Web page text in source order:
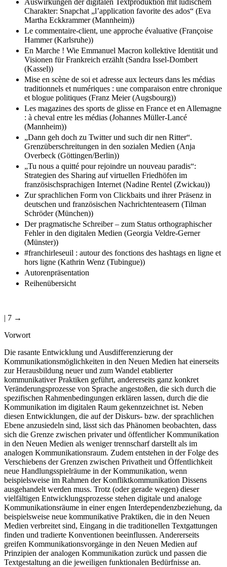
Auswirkungen der digitalen Textproduktion mit ludischem
Charakter: Snapchat „l’application favorite des ados“ (Eva
Martha Eckkrammer (Mannheim))
Le commentaire-client, une approche évaluative (Françoise
Hammer (Karlsruhe))
En Marche ! Wie Emmanuel Macron kollektive Identität und
Visionen für Frankreich erzählt (Sandra Issel-Dombert
(Kassel))
Mise en scène de soi et adresse aux lecteurs dans les médias
traditionnels et numériques : une comparaison entre chronique
et blogue politiques (Franz Meier (Augsbourg))
Les magazines des sports de glisse en France et en Allemagne
: à cheval entre les médias (Johannes Müller-Lancé
(Mannheim))
„Dann geh doch zu Twitter und such dir nen Ritter“.
Grenzüberschreitungen in den sozialen Medien (Anja
Overbeck (Göttingen/Berlin))
„Tu nous a quitté pour rejoindre un nouveau paradis“:
Strategien des Sharing auf virtuellen Friedhöfen im
französischsprachigen Internet (Nadine Rentel (Zwickau))
Zur sprachlichen Form von Clickbaits und ihrer Präsenz in
deutschen und französischen Nachrichtenteasern (Tilman
Schröder (München))
Der pragmatische Schreiber – zum Status orthographischer
Fehler in den digitalen Medien (Georgia Veldre-Gerner
(Münster))
#franchirleseuil : autour des fonctions des hashtags en ligne et
hors ligne (Kathrin Wenz (Tubingue))
Autorenpräsentation
Reihenübersicht
| 7 →
Vorwort
Die rasante Entwicklung und Ausdifferenzierung der
Kommunikationsmöglichkeiten in den Neuen Medien hat einerseits
zur Herausbildung neuer und zum Wandel etablierter
kommunikativer Praktiken geführt, andererseits ganz konkret
Veränderungsprozesse von Sprache angestoßen, die sich durch die
spezifischen Rahmenbedingungen erklären lassen, durch die die
Kommunikation im digitalen Raum gekennzeichnet ist. Neben
diesen Entwicklungen, die auf der Diskurs- bzw. der sprachlichen
Ebene anzusiedeln sind, lässt sich das Phänomen beobachten, dass
sich die Grenze zwischen privater und öffentlicher Kommunikation
in den Neuen Medien als weniger trennscharf darstellt als im
analogen Kommunikationsraum. Zudem entstehen in der Folge des
Verschiebens der Grenzen zwischen Privatheit und Öffentlichkeit
neue Handlungsspielräume in der Kommunikation, wenn
beispielsweise im Rahmen der Konfliktkommunikation Dissens
ausgehandelt werden muss. Trotz (oder gerade wegen) dieser
vielfältigen Entwicklungsprozesse stehen digitale und analoge
Kommunikationsräume in einer engen Interdependenzbeziehung, da
beispielsweise neue kommunikative Praktiken, die in den Neuen
Medien verbreitet sind, Eingang in die traditionellen Textgattungen
finden und tradierte Konventionen beeinflussen. Andererseits
greifen Kommunikationsvorgänge in den Neuen Medien auf
Prinzipien der analogen Kommunikation zurück und passen die
Textgestaltung an die jeweiligen funktionalen Bedürfnisse an.